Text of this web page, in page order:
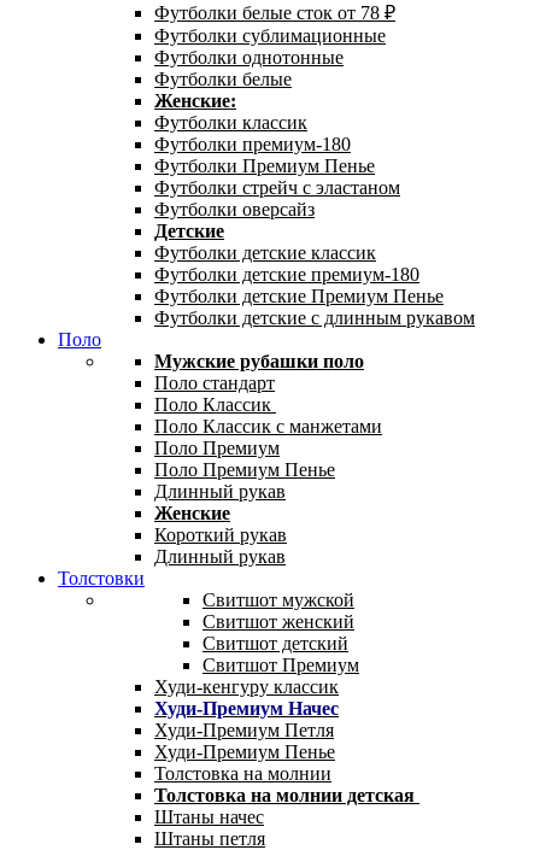
Футболки белые сток от 78 ₽
Футболки сублимационные
Футболки однотонные
Футболки белые
Женские:
Футболки классик
Футболки премиум-180
Футболки Премиум Пенье
Футболки стрейч с эластаном
Футболки оверсайз
Детские
Футболки детские классик
Футболки детские премиум-180
Футболки детские Премиум Пенье
Футболки детские с длинным рукавом
Поло
Мужские рубашки поло
Поло стандарт
Поло Классик
Поло Классик с манжетами
Поло Премиум
Поло Премиум Пенье
Длинный рукав
Женские
Короткий рукав
Длинный рукав
Толстовки
Свитшот мужской
Свитшот женский
Свитшот детский
Свитшот Премиум
Худи-кенгуру классик
Худи-Премиум Начес
Худи-Премиум Петля
Худи-Премиум Пенье
Толстовка на молнии
Толстовка на молнии детская
Штаны начес
Штаны петля